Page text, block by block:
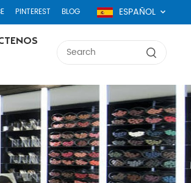
PINTEREST BLOG ESPAÑOL